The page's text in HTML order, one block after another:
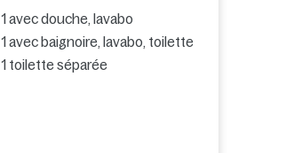
1 avec douche, lavabo
1 avec baignoire, lavabo, toilette
1 toilette séparée